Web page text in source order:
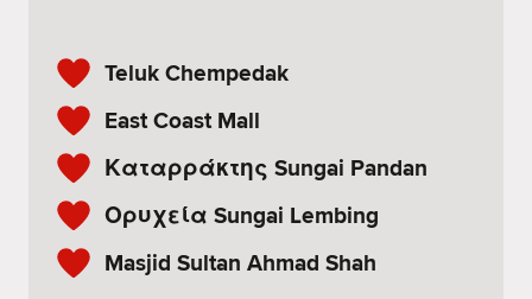
Teluk Chempedak
East Coast Mall
Καταρράκτης Sungai Pandan
Ορυχεία Sungai Lembing
Masjid Sultan Ahmad Shah